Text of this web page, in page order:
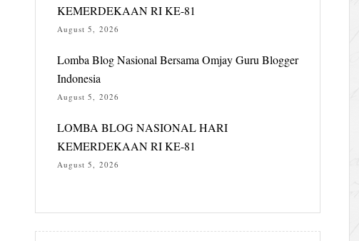
KEMERDEKAAN RI KE-81
August 5, 2026
Lomba Blog Nasional Bersama Omjay Guru Blogger
Indonesia
August 5, 2026
LOMBA BLOG NASIONAL HARI
KEMERDEKAAN RI KE-81
August 5, 2026